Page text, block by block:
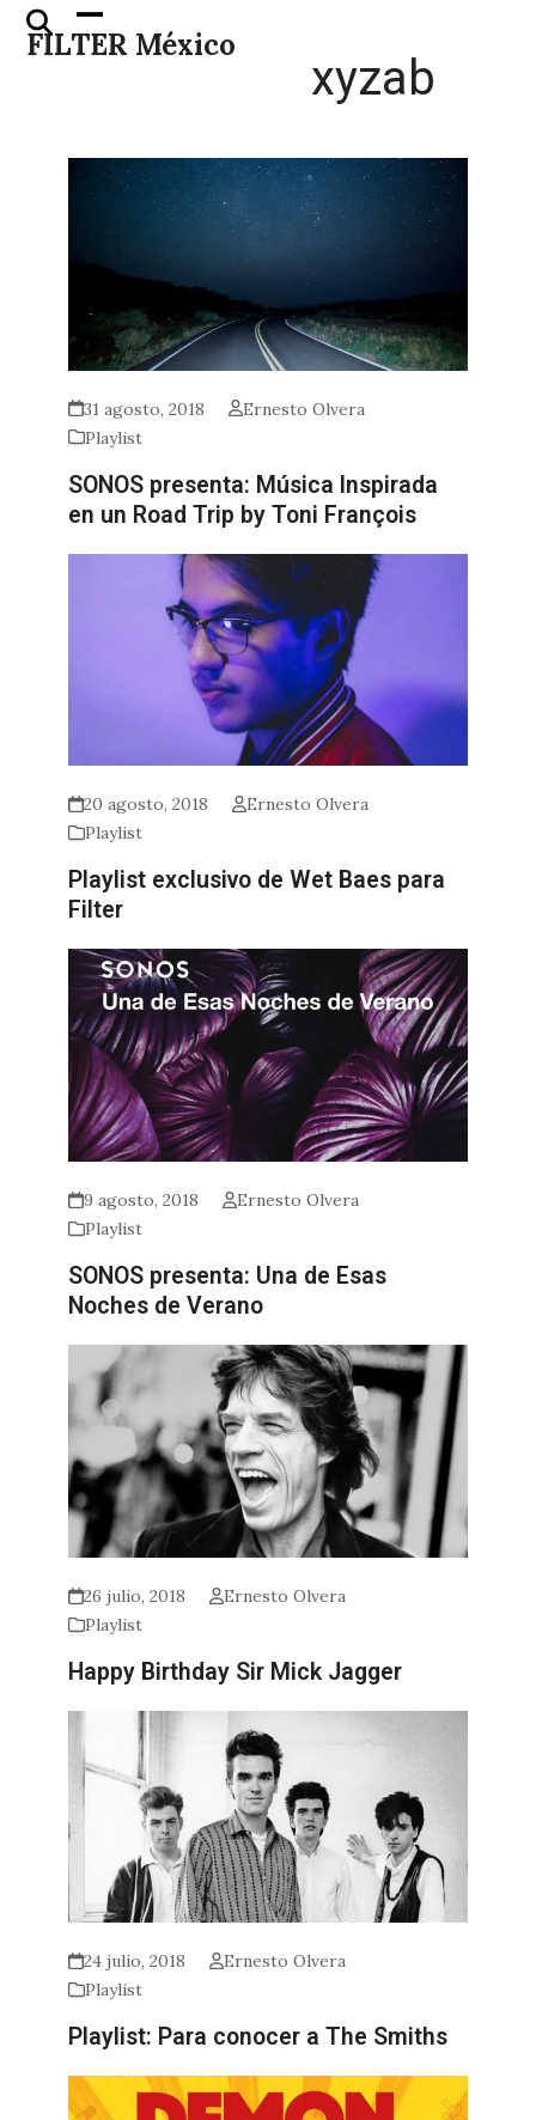
Skip
FILTER México
Open
mobile
Close
mobile
xyzab
31 agosto, 2018
Ernesto Olvera
Playlist
SONOS presenta: Música Inspirada
en un Road Trip by Toni François
20 agosto, 2018
Ernesto Olvera
Playlist
Playlist exclusivo de Wet Baes para
Filter
9 agosto, 2018
Ernesto Olvera
Playlist
SONOS presenta: Una de Esas
Noches de Verano
26 julio, 2018
Ernesto Olvera
Playlist
Happy Birthday Sir Mick Jagger
24 julio, 2018
Ernesto Olvera
Playlist
Playlist: Para conocer a The Smiths